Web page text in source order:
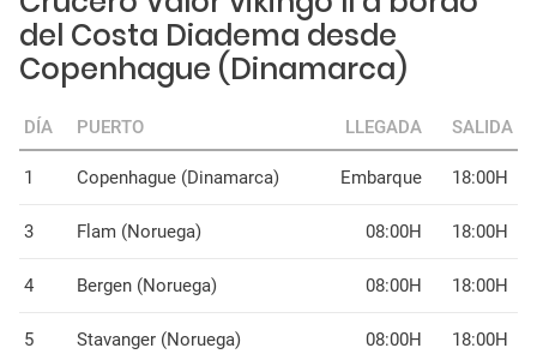
del Costa Diadema desde
Copenhague (Dinamarca)
DÍA PUERTO LLEGADA SALIDA
1 Copenhague (Dinamarca) Embarque 18:00H
3 Flam (Noruega) 08:00H 18:00H
4 Bergen (Noruega) 08:00H 18:00H
5 Stavanger (Noruega) 08:00H 18:00H